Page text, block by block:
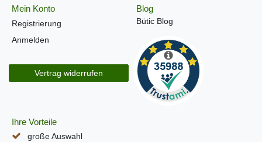
Mein Konto
Registrierung
Anmelden
Vertrag widerrufen
Blog
Bütic Blog
Ihre Vorteile
große Auswahl